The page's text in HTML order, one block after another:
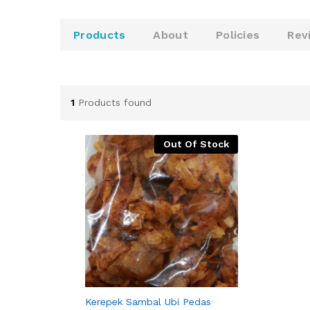
o
Products About Policies
1 Products found
Out Of Stock
Kerepek Sambal Ubi Pedas
KEREPEK SAMBAL UBI PEDAS